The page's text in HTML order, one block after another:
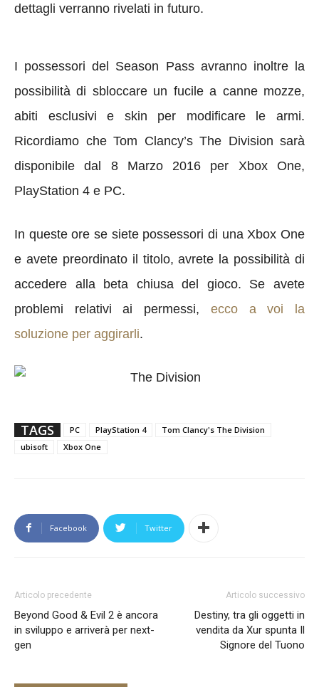
dettagli verranno rivelati in futuro.
I possessori del Season Pass avranno inoltre la
possibilità di sbloccare un fucile a canne mozze,
abiti esclusivi e skin per modificare le armi.
Ricordiamo che Tom Clancy’s The Division sarà
disponibile dal 8 Marzo 2016 per Xbox One,
PlayStation 4 e PC.
In queste ore se siete possessori di una Xbox One
e avete preordinato il titolo, avrete la possibilità di
accedere alla beta chiusa del gioco. Se avete
problemi relativi ai permessi, ecco a voi la
soluzione per aggirarli.
TAGS PC PlayStation 4
Tom Clancy's The Division
ubisoft
Xbox One
Facebook Twitter
Articolo precedente
Beyond Good & Evil 2 è ancora
in sviluppo e arriverà per next-
gen
Articolo successivo
Destiny, tra gli oggetti in
vendita da Xur spunta Il
Signore del Tuono